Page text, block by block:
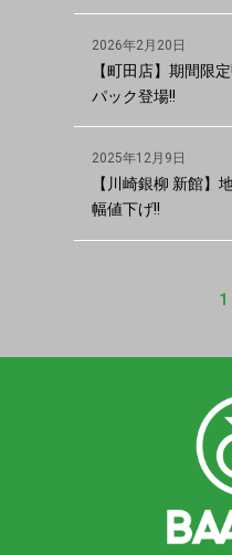
2026年2月20日
【町田店】期間限
パック登場!!
2025年12月9日
【川崎銀柳 新館】
幅値下げ!!
1